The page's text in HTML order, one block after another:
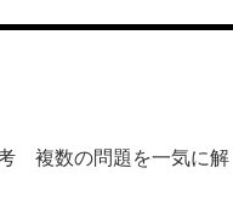
複数の問題を一気に解